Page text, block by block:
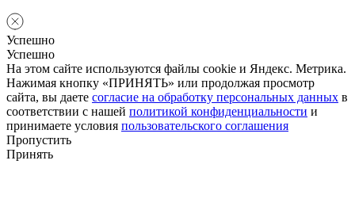
Успешно
Успешно
На этом сайте используются файлы cookie и Яндекс. Метрика.
Нажимая кнопку «ПРИНЯТЬ» или продолжая просмотр
сайта, вы даете согласие на обработку персональных данных в
соответствии с нашей политикой конфиденциальности и
принимаете условия пользовательского соглашения
Пропустить
Принять